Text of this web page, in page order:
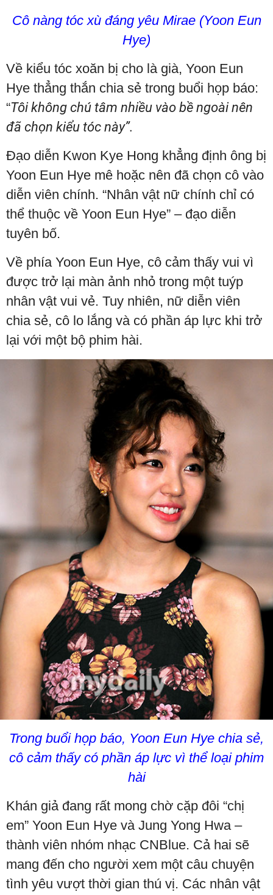
Cô nàng tóc xù đáng yêu Mirae (Yoon Eun
Hye)
Về kiểu tóc xoăn bị cho là già, Yoon Eun
Hye thẳng thắn chia sẻ trong buổi họp báo:
“Tôi không chú tâm nhiều vào bề ngoài nên
đã chọn kiểu tóc này”.
Đạo diễn Kwon Kye Hong khẳng định ông bị
Yoon Eun Hye mê hoặc nên đã chọn cô vào
diễn viên chính. “Nhân vật nữ chính chỉ có
thể thuộc về Yoon Eun Hye” – đạo diễn
tuyên bố.
Về phía Yoon Eun Hye, cô cảm thấy vui vì
được trở lại màn ảnh nhỏ trong một tuýp
nhân vật vui vẻ. Tuy nhiên, nữ diễn viên
chia sẻ, cô lo lắng và có phần áp lực khi trở
lại với một bộ phim hài.
Trong buổi họp báo, Yoon Eun Hye chia sẻ,
cô cảm thấy có phần áp lực vì thể loại phim
hài
Khán giả đang rất mong chờ cặp đôi “chị
em” Yoon Eun Hye và Jung Yong Hwa –
thành viên nhóm nhạc CNBlue. Cả hai sẽ
mang đến cho người xem một câu chuyện
tình yêu vượt thời gian thú vị. Các nhân vật